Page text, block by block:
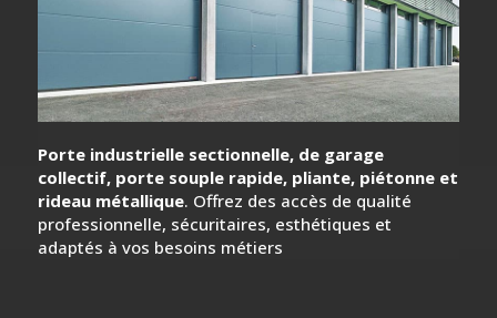
Porte industrielle sectionnelle, de garage
collectif, porte souple rapide, pliante, piétonne et
rideau métallique. Offrez des accès de qualité
professionnelle, sécuritaires, esthétiques et
adaptés à vos besoins métiers